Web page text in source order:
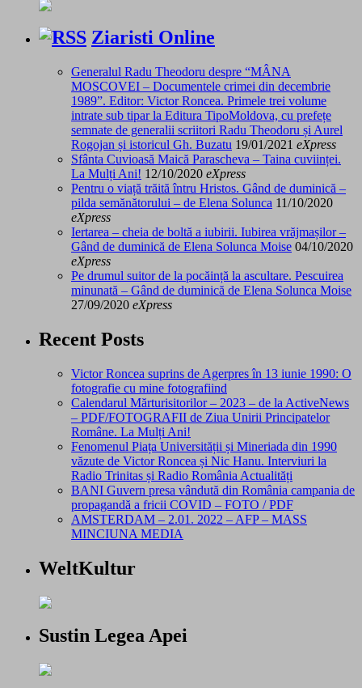
Ziaristi Online
Generalul Radu Theodoru despre “MÂNA
MOSCOVEI – Documentele crimei din decembrie
1989”. Editor: Victor Roncea. Primele trei volume
intrate sub tipar la Editura TipoMoldova, cu prefețe
semnate de generalii scriitori Radu Theodoru și Aurel
Rogojan și istoricul Gh. Buzatu 19/01/2021 eXpress
Sfânta Cuvioasă Maică Parascheva – Taina cuviinței.
La Mulți Ani! 12/10/2020 eXpress
Pentru o viață trăită întru Hristos. Gând de duminică –
pilda semănătorului – de Elena Solunca 11/10/2020
eXpress
Iertarea – cheia de boltă a iubirii. Iubirea vrăjmașilor –
Gând de duminică de Elena Solunca Moise 04/10/2020
eXpress
Pe drumul suitor de la pocăință la ascultare. Pescuirea
minunată – Gând de duminică de Elena Solunca Moise
27/09/2020 eXpress
Recent Posts
Victor Roncea suprins de Agerpres în 13 iunie 1990: O
fotografie cu mine fotografiind
Calendarul Mărturisitorilor – 2023 – de la ActiveNews
– PDF/FOTOGRAFII de Ziua Unirii Principatelor
Române. La Mulți Ani!
Fenomenul Piața Universității și Mineriada din 1990
văzute de Victor Roncea și Nic Hanu. Interviuri la
Radio Trinitas și Radio România Actualități
BANI Guvern presa vândută din România campania de
propagandă a fricii COVID – FOTO / PDF
AMSTERDAM – 2.01. 2022 – AFP – MASS
MINCIUNA MEDIA
WeltKultur
Sustin Legea Apei